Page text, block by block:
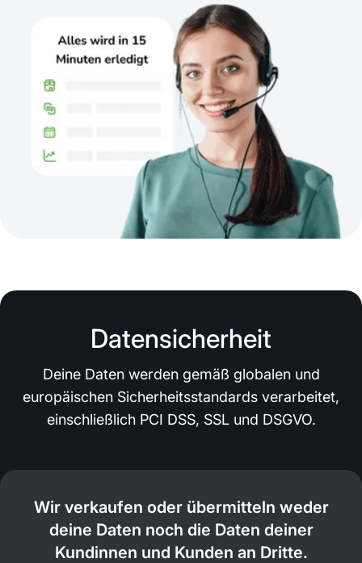
Datensicherheit
Deine Daten werden gemäß globalen und
europäischen Sicherheitsstandards verarbeitet,
einschließlich PCI DSS, SSL und DSGVO.
Wir verkaufen oder übermitteln weder
deine Daten noch die Daten deiner
Kundinnen und Kunden an Dritte.